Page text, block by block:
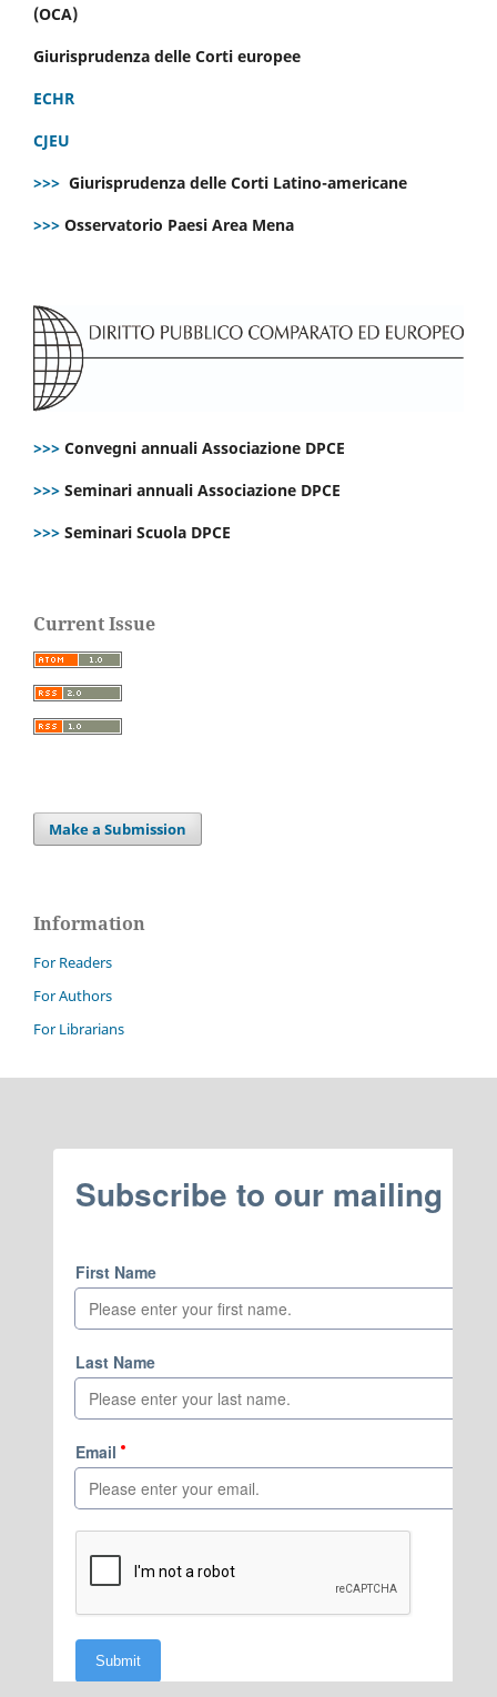
(OCA)
Giurisprudenza delle Corti europee
ECHR
CJEU
>>> Giurisprudenza delle Corti Latino-americane
>>> Osservatorio Paesi Area Mena
>>> Convegni annuali Associazione DPCE
>>> Seminari annuali Associazione DPCE
>>> Seminari Scuola DPCE
Current Issue
Make a Submission
Information
For Readers
For Authors
For Librarians